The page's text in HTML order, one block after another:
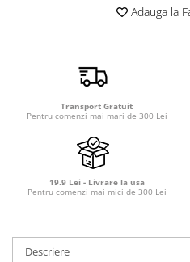
Adauga la
Transport Gratuit
Pentru comenzi mai mari de 300 Lei
19.9 Lei - Livrare la usa
Pentru comenzi mai mici de 300 Lei
Descriere